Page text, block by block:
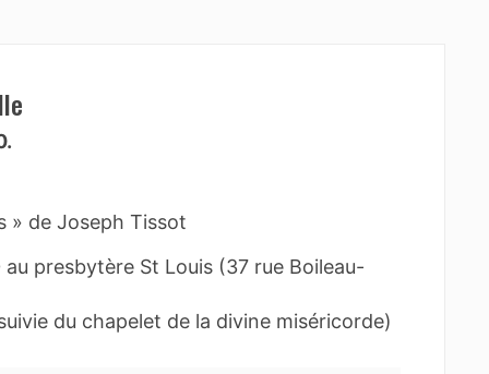
» de Joseph Tissot
presbytère St Louis (37 rue Boileau-
du chapelet de la divine miséricorde)